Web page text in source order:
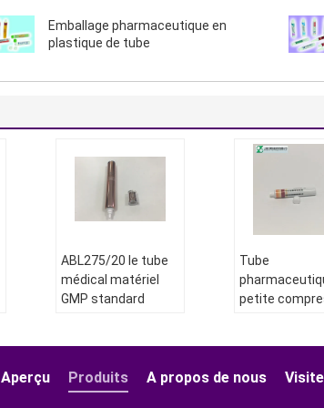
Emballage pharmaceutique en
plastique de tube
ABL275/20 le tube
médical matériel
GMP standard
Diamètre:19 mm
Longueur:120 mm
Tube
petite
Visite
A propos de nous
Produits
Aperçu